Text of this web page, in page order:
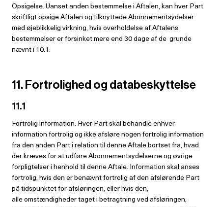
Opsigelse. Uanset anden bestemmelse i Aftalen, kan hver Part
skriftligt opsige Aftalen og tilknyttede Abonnementsydelser
med øjeblikkelig virkning, hvis overholdelse af Aftalens
bestemmelser er forsinket mere end 30 dage af de grunde
nævnt i 10.1.
11. Fortrolighed og databeskyttelse
11.1
Fortrolig information. Hver Part skal behandle enhver
information fortrolig og ikke afsløre nogen fortrolig information
fra den anden Part i relation til denne Aftale bortset fra, hvad
der kræves for at udføre Abonnementsydelserne og øvrige
forpligtelser i henhold til denne Aftale. Information skal anses
fortrolig, hvis den er benævnt fortrolig af den afslørende Part
på tidspunktet for afsløringen, eller hvis den,
alle omstændigheder taget i betragtning ved afsløringen,